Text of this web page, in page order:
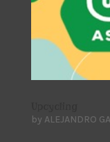
by ALEJANDRO